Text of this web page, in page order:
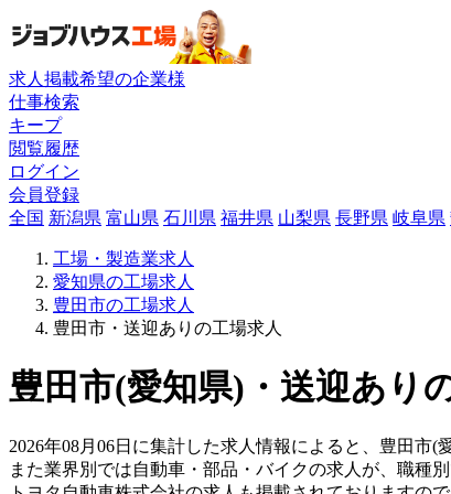
求人掲載希望の企業様
仕事検索
キープ
閲覧履歴
ログイン
会員登録
全国 新潟県 富山県 石川県 福井県 山梨県 長野県 岐阜県
工場・製造業求人
愛知県の工場求人
豊田市の工場求人
豊田市・送迎ありの工場求人
豊田市(愛知県)・送迎あり
2026年08月06日に集計した求人情報によると、豊田市(
また業界別では自動車・部品・バイクの求人が、職種